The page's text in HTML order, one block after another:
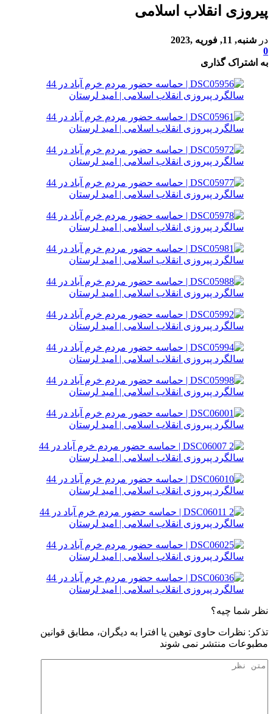
پیروزی انقلاب اسلامی
در شنبه, 11, فوریه ,2023
0
به اشتراک گذاری
نظر شما چیه؟
تذكر: نظرات حاوی توهين يا افترا به ديگران، مطابق قوانين
مطبوعات منتشر نمی شوند